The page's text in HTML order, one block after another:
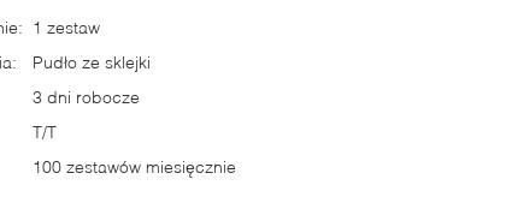
1 zestaw
Pudło ze sklejki
3 dni robocze
T/T
100 zestawów miesięcznie